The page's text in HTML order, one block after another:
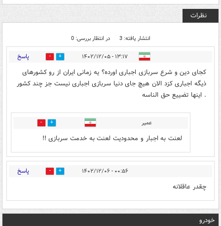
نظرات
انتشار یافته: 3 در انتظار بررسی: 0
۱۳:۱۷ - ۱۴۰۲/۱۲/۰۵ 0 پاسخ
کجای دین و شرع سربازی اجباری اورده؟ یه زمانی ایران از رو کشورهای
ذیگه اجباری کزد الان هیچ جای دنیا سربازی اجباری نیست جز چند کشور
. اینها تضییع حق الناسه
عمیر 0
لعنت به اجبار و محدودیت لعنت به خدمت سربازی !!
۰۰:۵۶ - ۱۴۰۲/۱۲/۰۶ 0 پاسخ
چقدر عاقلانه
خودرو